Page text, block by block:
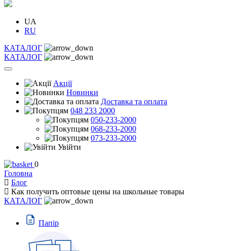
UA
RU
КАТАЛОГ
КАТАЛОГ
Акції
Новинки
Доставка та оплата
048 233 2000
050-233-2000
068-233-2000
073-233-2000
Увійти
0
Головна
Блог
Как получить оптовые цены на школьные товары
КАТАЛОГ
Пaпiр